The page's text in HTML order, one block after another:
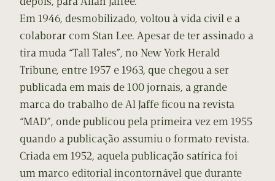
Em 1946, desmobilizado, voltou à vida civil e a
colaborar com Stan Lee. Apesar de ter assinado a
tira muda “Tall Tales”, no New York Herald
Tribune, entre 1957 e 1963, que chegou a ser
publicada em mais de 100 jornais, a grande
marca do trabalho de Al Jaffe ficou na revista
“MAD”, onde publicou pela primeira vez em 1955
quando a publicação assumiu o formato revista.
Criada em 1952, aquela publicação satírica foi
um marco editorial incontornável que durante